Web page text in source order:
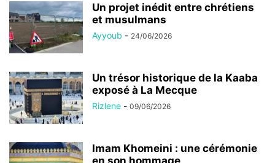
Un projet inédit entre chrétiens
et musulmans
Ayyoub - 24/06/2026
Un trésor historique de la Kaaba
exposé à La Mecque
Rizlene - 09/06/2026
Imam Khomeini : une cérémonie
en son hommage